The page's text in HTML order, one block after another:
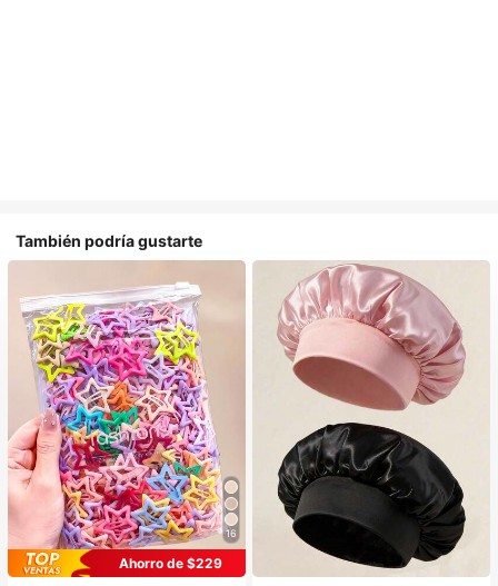
También podría gustarte
16
Ahorro de $229
#1 Más vendidos
en Multicolor Gorros para el pelo para mujer
Establecido hace 1 año